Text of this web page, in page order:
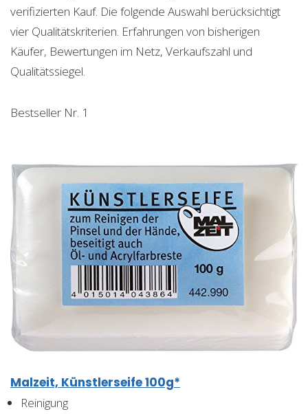
verifizierten Kauf. Die folgende Auswahl berücksichtigt
vier Qualitätskriterien. Erfahrungen von bisherigen
Käufer, Bewertungen im Netz, Verkaufszahl und
Qualitätssiegel.
Bestseller Nr. 1
Malzeit, Künstlerseife 100g*
Reinigung